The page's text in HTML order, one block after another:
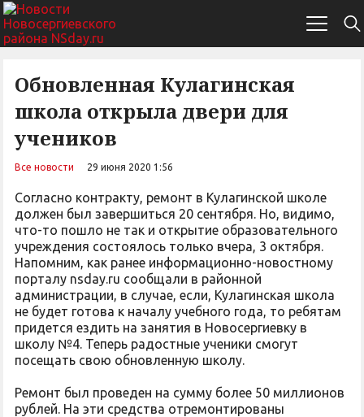
Обновленная Кулагинская
школа открыла двери для
учеников
Все новости 29 июня 2020 1:56
Согласно контракту, ремонт в Кулагинской школе
должен был завершиться 20 сентября. Но, видимо,
что-то пошло не так и открытие образовательного
учреждения состоялось только вчера, 3 октября.
Напомним, как ранее информационно-новостному
порталу nsday.ru сообщали в районной
администрации, в случае, если, Кулагинская школа
не будет готова к началу учебного года, то ребятам
придется ездить на занятия в Новосергиевку в
школу №4. Теперь радостные ученики смогут
посещать свою обновленную школу.
Ремонт был проведен на сумму более 50 миллионов
рублей. На эти средства отремонтированы